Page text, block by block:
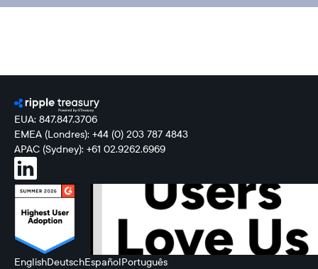
EUA: 847.847.3706
EMEA (Londres): +44 (0) 203 787 4843
APAC (Sydney): +61 02.9262.6969
EnglishDeutschEspañolPortuguês